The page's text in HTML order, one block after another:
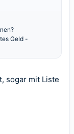
Geld -
sogar mit Liste